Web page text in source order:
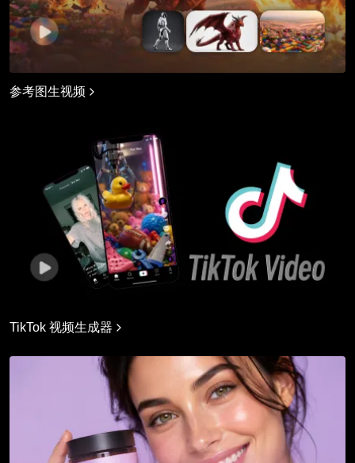
参考图生视频
TikTok 视频生成器